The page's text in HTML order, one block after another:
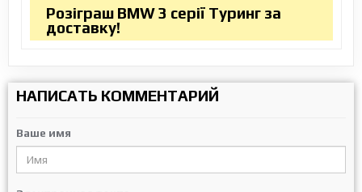
Розіграш BMW 3 серії Туринг за
доставку!
НАПИСАТЬ КОММЕНТАРИЙ
Ваше имя